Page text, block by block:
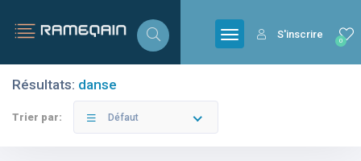
0
S'inscrire
Filtres Catégories
Résultats: danse
Trier par: Défaut